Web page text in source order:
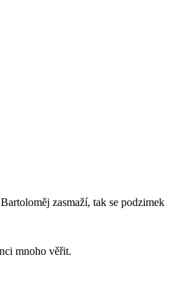
zasmaží, tak se podzimek
mnoho věřit.